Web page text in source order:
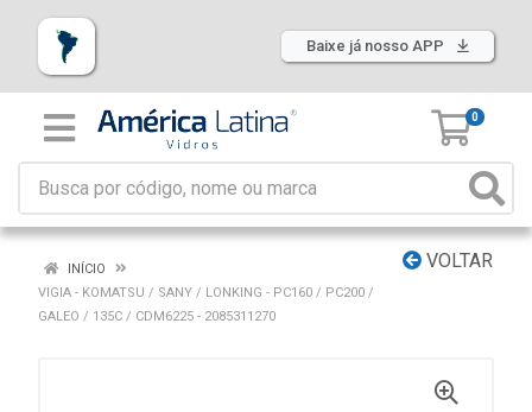
Baixe já nosso APP
0
VOLTAR
INÍCIO
VIGIA - KOMATSU / SANY / LONKING - PC160 / PC200 /
GALEO / 135C / CDM6225 - 2085311270